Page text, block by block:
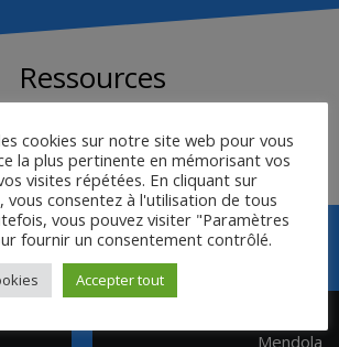
Ressources
FILM
Mendola
cookies sur notre site web pour vous
la plus pertinente en mémorisant vos
visites répétées. En cliquant sur
consentez à l'utilisation de tous
vous pouvez visiter "Paramètres
fournir un consentement contrôlé.
Accepter tout